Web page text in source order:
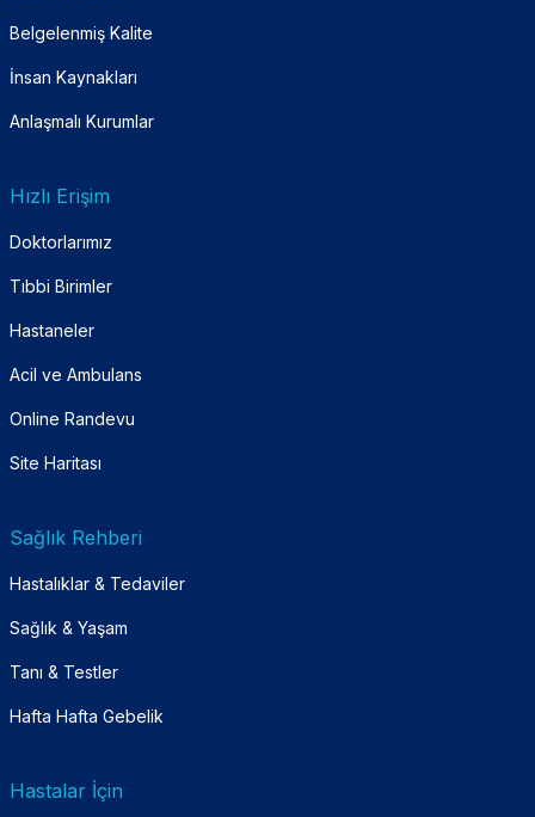
Belgelenmiş Kalite
İnsan Kaynakları
Anlaşmalı Kurumlar
Hızlı Erişim
Doktorlarımız
Tıbbi Birimler
Hastaneler
Acil ve Ambulans
Online Randevu
Site Haritası
Sağlık Rehberi
Hastalıklar & Tedaviler
Sağlık & Yaşam
Tanı & Testler
Hafta Hafta Gebelik
Hastalar İçin